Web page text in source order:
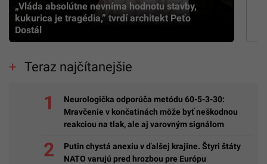
„Vláda absolútne nevníma hodnotu stavby,
kukurica je tragédia,” tvrdí architekt Peťo
Dostál
Teraz najčítanejšie
Neurologička odporúča metódu 60-5-3-30:
Mravčenie v končatinách môže byť neškodnou
reakciou na tlak, ale aj varovným signálom
Putin chystá anexiu v ďalšej krajine. Štyri štáty
NATO varujú pred hrozbou pre Európu